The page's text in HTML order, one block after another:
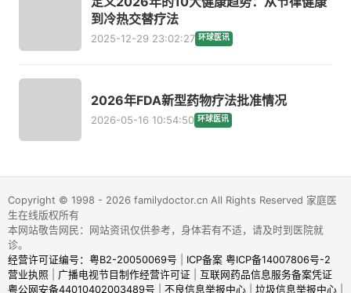
到冷热交替疗法
2025-12-29 23:02:27 环球医讯
2026年FDA新型药物疗法批准情况
2026-05-16 10:54:50 环球医讯
Copyright © 1998 - 2026 familydoctor.cn All Rights Reserved 家庭医
生在线版权所有
本网站敬告网民：网站资讯仅供参考，身体若有不适，请及时到医院就
诊。
经营许可证编号：粤B2-20050069号
ICP备案 粤ICP备14007806号-2
营业执照
广播电视节目制作经营许可证
互联网药品信息服务备案凭证
粤公网安备44010402003489号
不良信息举报中心| 垃圾信息举报中心|